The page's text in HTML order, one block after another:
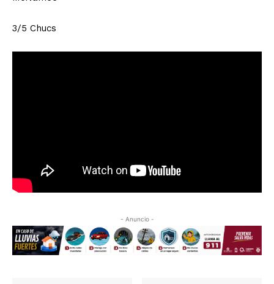
3/5 Chucs
- Anuncio -